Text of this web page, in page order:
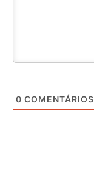
0 COMENTÁRIOS